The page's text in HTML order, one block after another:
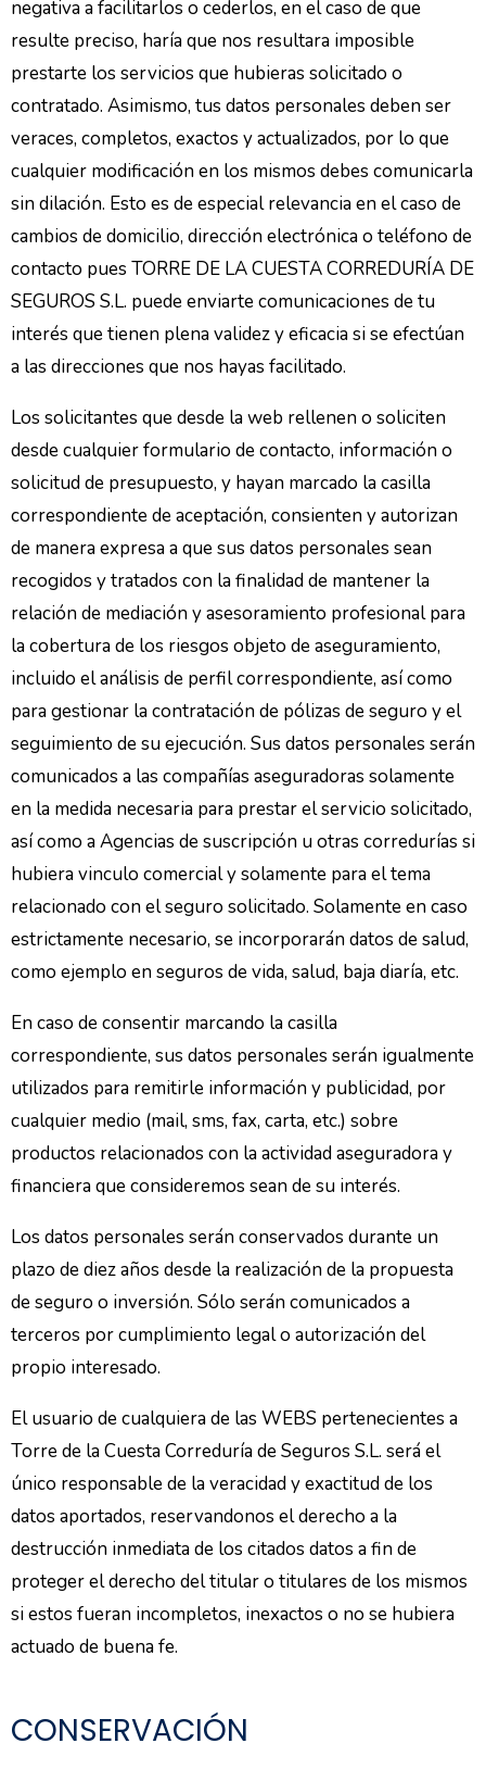
negativa a facilitarlos o cederlos, en el caso de que
resulte preciso, haría que nos resultara imposible
prestarte los servicios que hubieras solicitado o
contratado. Asimismo, tus datos personales deben ser
veraces, completos, exactos y actualizados, por lo que
cualquier modificación en los mismos debes comunicarla
sin dilación. Esto es de especial relevancia en el caso de
cambios de domicilio, dirección electrónica o teléfono de
contacto pues TORRE DE LA CUESTA CORREDURÍA DE
SEGUROS S.L. puede enviarte comunicaciones de tu
interés que tienen plena validez y eficacia si se efectúan
a las direcciones que nos hayas facilitado.
Los solicitantes que desde la web rellenen o soliciten
desde cualquier formulario de contacto, información o
solicitud de presupuesto, y hayan marcado la casilla
correspondiente de aceptación, consienten y autorizan
de manera expresa a que sus datos personales sean
recogidos y tratados con la finalidad de mantener la
relación de mediación y asesoramiento profesional para
la cobertura de los riesgos objeto de aseguramiento,
incluido el análisis de perfil correspondiente, así como
para gestionar la contratación de pólizas de seguro y el
seguimiento de su ejecución. Sus datos personales serán
comunicados a las compañías aseguradoras solamente
en la medida necesaria para prestar el servicio solicitado,
así como a Agencias de suscripción u otras corredurías si
hubiera vinculo comercial y solamente para el tema
relacionado con el seguro solicitado. Solamente en caso
estrictamente necesario, se incorporarán datos de salud,
como ejemplo en seguros de vida, salud, baja diaría, etc.
En caso de consentir marcando la casilla
correspondiente, sus datos personales serán igualmente
utilizados para remitirle información y publicidad, por
cualquier medio (mail, sms, fax, carta, etc.) sobre
productos relacionados con la actividad aseguradora y
financiera que consideremos sean de su interés.
Los datos personales serán conservados durante un
plazo de diez años desde la realización de la propuesta
de seguro o inversión. Sólo serán comunicados a
terceros por cumplimiento legal o autorización del
propio interesado.
El usuario de cualquiera de las WEBS pertenecientes a
Torre de la Cuesta Correduría de Seguros S.L. será el
único responsable de la veracidad y exactitud de los
datos aportados, reservandonos el derecho a la
destrucción inmediata de los citados datos a fin de
proteger el derecho del titular o titulares de los mismos
si estos fueran incompletos, inexactos o no se hubiera
actuado de buena fe.
CONSERVACIÓN